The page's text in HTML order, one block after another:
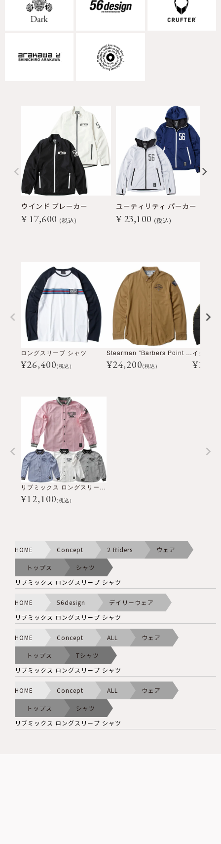
ウインド ブレーカー
¥ 17,600 税込
ユーティリティ パーカー
¥ 23,100 税込
ロングスリーブ シャツ
¥26,400(税込)
Stearman ”Barbers Point HONOLULU” ロングスリーブ シャツ
¥24,200(税込) ¥
リブミックス ロングスリーブ シャツ
¥12,100(税込)
HOME Concept 2 Riders ウェア
トップス
シャツ
リブミックス ロングスリーブ シャツ
HOME 56design
デイリーウェア
リブミックス ロングスリーブ シャツ
HOME Concept ALL ウェア
トップス
Tシャツ
リブミックス ロングスリーブ シャツ
HOME Concept ALL ウェア
トップス
シャツ
リブミックス ロングスリーブ シャツ